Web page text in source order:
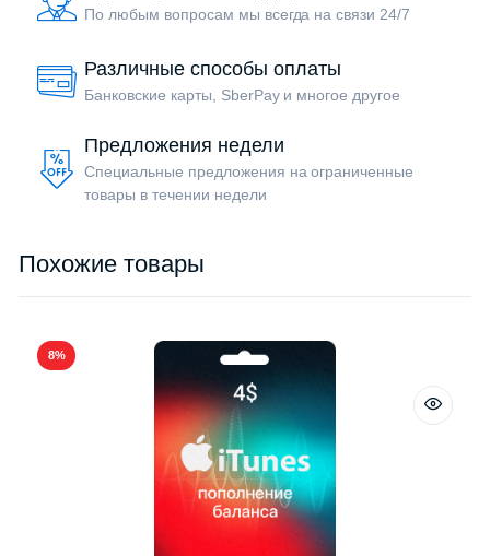
По любым вопросам мы всегда на связи 24/7
Различные способы оплаты
Банковские карты, SberPay и многое другое
Предложения недели
Специальные предложения на ограниченные
товары в течении недели
Похожие товары
8%